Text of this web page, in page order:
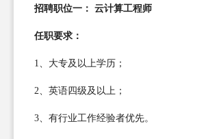
招聘职位一： 云计算工程师
任职要求：
1、大专及以上学历；
2、英语四级及以上；
3、有行业工作经验者优先。